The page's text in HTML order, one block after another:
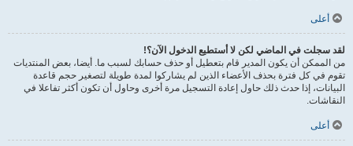
أعلى
لقد سجلت في الماضي لكن لا أستطيع الدخول الآن؟!
من الممكن أن يكون المدير قام بتعطيل أو حذف حسابك لسبب ما. أيضا، بعض المنتديات
تقوم في كل فترة بحذف الأعضاء الذين لم يشاركوا لمدة طويلة لتصغير حجم قاعدة
البيانات، إذا حدث ذلك حاول إعادة التسجيل مرة أخرى وحاول أن تكون أكثر تفاعلا في
النقاشات.
أعلى